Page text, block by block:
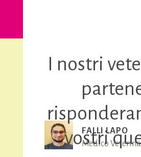
I nostri
vostri
FALLI LAPO
Medico